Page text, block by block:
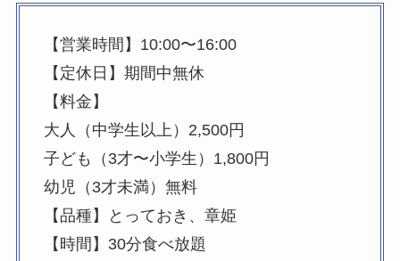
【営業時間】10:00〜16:00
【定休日】期間中無休
【料金】
大人（中学生以上）2,500円
子ども（3才〜小学生）1,800円
幼児（3才未満）無料
【品種】とっておき、章姫
【時間】30分食べ放題